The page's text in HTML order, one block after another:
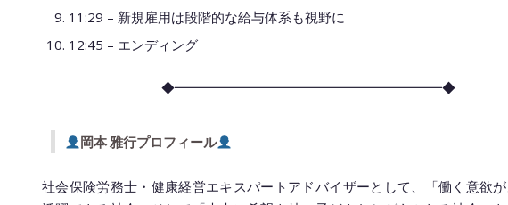
11:29 – 新規雇用は段階的な給与体系も視野に
12:45 – エンディング
◆━━━━━━━━━━━━━━━━━━━━◆
岡本 雅行プロフィール
社会保険労務士・健康経営エキスパートアドバイザーとして、「働く意欲